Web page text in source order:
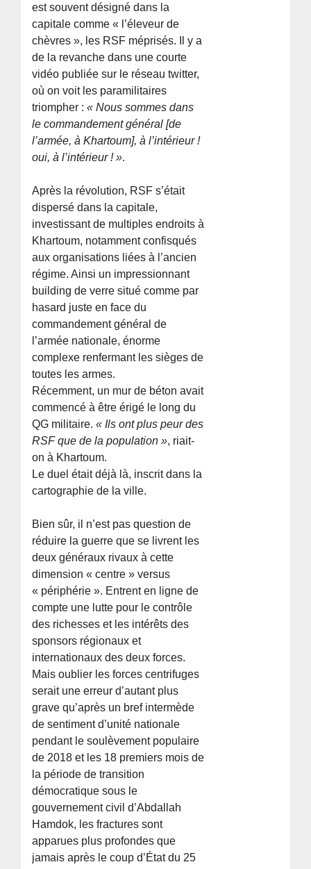
est souvent désigné dans la
capitale comme « l’éleveur de
chèvres », les RSF méprisés. Il y a
de la revanche dans une courte
vidéo publiée sur le réseau twitter,
où on voit les paramilitaires
triompher :« Nous sommes dans
le commandement général [de
l’armée, à Khartoum], à l’intérieur !
oui, à l’intérieur ! ».
Après la révolution, RSF s’était
dispersé dans la capitale,
investissant de multiples endroits à
Khartoum, notamment confisqués
aux organisations liées à l’ancien
régime. Ainsi un impressionnant
building de verre situé comme par
hasard juste en face du
commandement général de
l’armée nationale, énorme
complexe renfermant les sièges de
toutes les armes.
Récemment, un mur de béton avait
commencé à être érigé le long du
QG militaire.« Ils ont plus peur des
RSF que de la population », riait-
on à Khartoum.
Le duel était déjà là, inscrit dans la
cartographie de la ville.
Bien sûr, il n’est pas question de
réduire la guerre que se livrent les
deux généraux rivaux à cette
dimension « centre » versus
« périphérie ». Entrent en ligne de
compte une lutte pour le contrôle
des richesses et les intérêts des
sponsors régionaux et
internationaux des deux forces.
Mais oublier les forces centrifuges
serait une erreur d’autant plus
grave qu’après un bref intermède
de sentiment d’unité nationale
pendant le soulèvement populaire
de 2018 et les 18 premiers mois de
la période de transition
démocratique sous le
gouvernement civil d’Abdallah
Hamdok, les fractures sont
apparues plus profondes que
jamais après le coup d’État du 25